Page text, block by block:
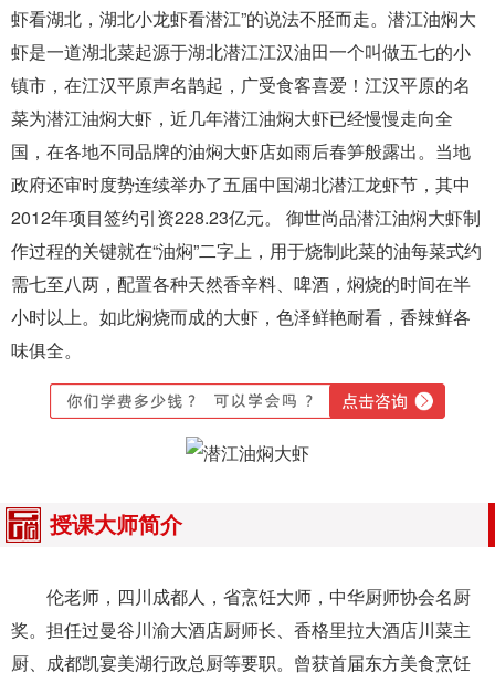
虾看湖北，湖北小龙虾看潜江”的说法不胫而走。潜江油焖大
虾是一道湖北菜起源于湖北潜江江汉油田一个叫做五七的小
镇市，在江汉平原声名鹊起，广受食客喜爱！江汉平原的名
菜为潜江油焖大虾，近几年潜江油焖大虾已经慢慢走向全
国，在各地不同品牌的油焖大虾店如雨后春笋般露出。当地
政府还审时度势连续举办了五届中国湖北潜江龙虾节，其中
2012年项目签约引资228.23亿元。 御世尚品潜江油焖大虾制
作过程的关键就在“油焖”二字上，用于烧制此菜的油每菜式约
需七至八两，配置各种天然香辛料、啤酒，焖烧的时间在半
小时以上。如此焖烧而成的大虾，色泽鲜艳耐看，香辣鲜各
味俱全。
授课大师简介
伦老师，四川成都人，省烹饪大师，中华厨师协会名厨
奖。担任过曼谷川渝大酒店厨师长、香格里拉大酒店川菜主
厨、成都凯宴美湖行政总厨等要职。曾获首届东方美食烹饪